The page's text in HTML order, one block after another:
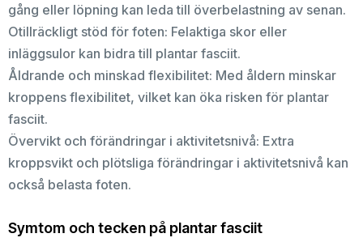
gång eller löpning kan leda till överbelastning av senan.
Otillräckligt stöd för foten: Felaktiga skor eller
inläggsulor kan bidra till plantar fasciit.
Åldrande och minskad flexibilitet: Med åldern minskar
kroppens flexibilitet, vilket kan öka risken för plantar
fasciit.
Övervikt och förändringar i aktivitetsnivå: Extra
kroppsvikt och plötsliga förändringar i aktivitetsnivå kan
också belasta foten.
Symtom och tecken på plantar fasciit